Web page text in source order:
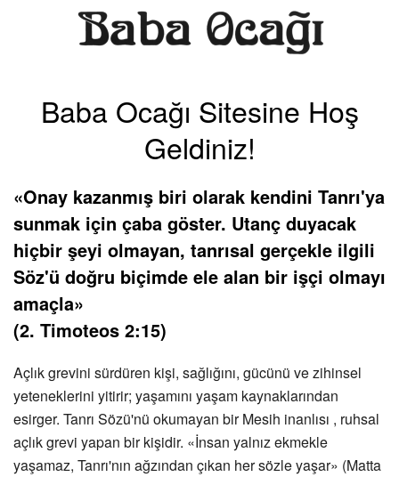
Baba Ocağı Sitesine Hoş
Geldiniz!
«Onay kazanmış biri olarak kendini Tanrı'ya
sunmak için çaba göster. Utanç duyacak
hiçbir şeyi olmayan, tanrısal gerçekle ilgili
Söz'ü doğru biçimde ele alan bir işçi olmayı
amaçla»
(2. Timoteos 2:15)
Açlık grevini sürdüren kişi, sağlığını, gücünü ve zihinsel
yeteneklerini yitirir; yaşamını yaşam kaynaklarından
esirger. Tanrı Sözü'nü okumayan bir Mesih inanlısı , ruhsal
açlık grevi yapan bir kişidir. «İnsan yalnız ekmekle
yaşamaz, Tanrı'nın ağzından çıkan her sözle yaşar» (Matta